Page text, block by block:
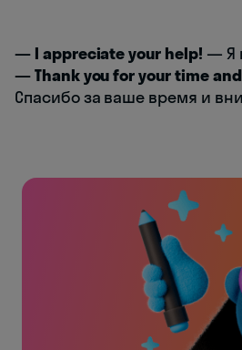
— I appreciate your help! — Я
— Thank you for your time
Спасибо за ваше время и